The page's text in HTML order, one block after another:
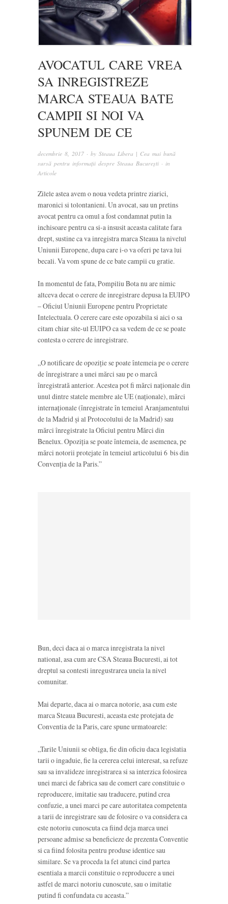
AVOCATUL CARE VREA
SA INREGISTREZE
MARCA STEAUA BATE
CAMPII SI NOI VA
SPUNEM DE CE
decembrie 8, 2017 · by Steaua Libera | Cea mai bună
sursă pentru informații despre Steaua București · in
Articole
Zilele astea avem o noua vedeta printre ziarici,
maronici si tolontanieni. Un avocat, sau un pretins
avocat pentru ca omul a fost condamnat putin la
inchisoare pentru ca si-a insusit aceasta calitate fara
drept, sustine ca va inregistra marca Steaua la nivelul
Uniunii Europene, dupa care i-o va oferi pe tava lui
becali. Va vom spune de ce bate campii cu gratie.
In momentul de fata, Pompiliu Bota nu are nimic
altceva decat o cerere de inregistrare depusa la EUIPO
– Oficiul Uniunii Europene pentru Proprietate
Intelectuala. O cerere care este opozabila si aici o sa
citam chiar site-ul EUIPO ca sa vedem de ce se poate
contesta o cerere de inregistrare.
„O notificare de opoziție se poate întemeia pe o cerere
de înregistrare a unei mărci sau pe o marcă
înregistrată anterior. Acestea pot fi mărci naționale din
unul dintre statele membre ale UE (naționale), mărci
internaționale (înregistrate în temeiul Aranjamentului
de la Madrid și al Protocolului de la Madrid) sau
mărci înregistrate la Oficiul pentru Mărci din
Benelux. Opoziția se poate întemeia, de asemenea, pe
mărci notorii protejate în temeiul articolului 6 bis din
Convenția de la Paris.”
Bun, deci daca ai o marca inregistrata la nivel
national, asa cum are CSA Steaua Bucuresti, ai tot
dreptul sa contesti inregustrarea uneia la nivel
comunitar.
Mai departe, daca ai o marca notorie, asa cum este
marca Steaua Bucuresti, aceasta este protejata de
Conventia de la Paris, care spune urmatoarele:
„Tarile Uniunii se obliga, fie din oficiu daca legislatia
tarii o ingaduie, fie la cererea celui interesat, sa refuze
sau sa invalideze inregistrarea si sa interzica folosirea
unei marci de fabrica sau de comert care constituie o
reproducere, imitatie sau traducere, putind crea
confuzie, a unei marci pe care autoritatea competenta
a tarii de inregistrare sau de folosire o va considera ca
este notoriu cunoscuta ca fiind deja marca unei
persoane admise sa beneficieze de prezenta Conventie
si ca fiind folosita pentru produse identice sau
similare. Se va proceda la fel atunci cind partea
esentiala a marcii constituie o reproducere a unei
astfel de marci notoriu cunoscute, sau o imitatie
putind fi confundata cu aceasta.”